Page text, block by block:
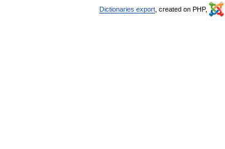
Dictionaries export , created on PHP,